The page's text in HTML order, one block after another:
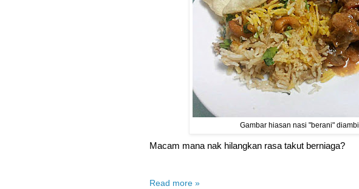
Gambar hiasan nasi "berani" diambil
Macam mana nak hilangkan rasa takut berniaga?
Read more »